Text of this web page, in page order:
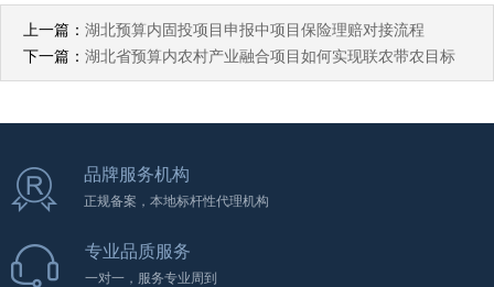
上一篇： 湖北预算内固投项目申报中项目保险理赔对接流程
下一篇： 湖北省预算内农村产业融合项目如何实现联农带农目标
品牌服务机构
正规备案，本地标杆性代理机构
专业品质服务
一对一，服务专业周到